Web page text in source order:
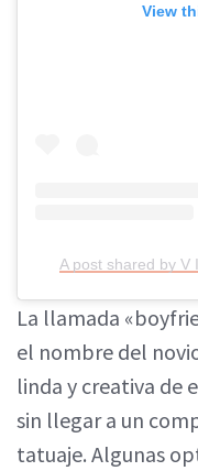
View
A post shared by V
La llamada
el nombre del
linda y creativa de
sin llegar a un
tatuaje. Algunas